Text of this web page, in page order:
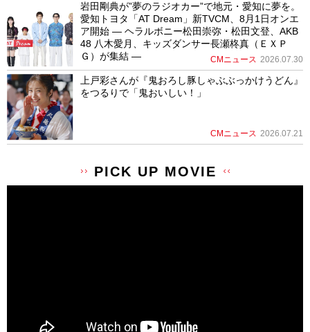
岩田剛典が”夢のラジオカー”で地元・愛知に夢を。
愛知トヨタ「AT Dream」新TVCM、8月1日オンエ
ア開始 ― ヘラルボニー松田崇弥・松田文登、AKB
48 八木愛月、キッズダンサー長瀬柊真（ＥＸＰ
Ｇ）が集結 ―
CMニュース 2026.07.30
上戸彩さんが『鬼おろし豚しゃぶぶっかけうどん』
をつるりで「鬼おいしい！」
CMニュース 2026.07.21
PICK UP MOVIE